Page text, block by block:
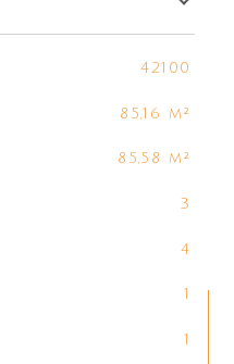
42100
85,16 m²
85,58 m²
3
4
1
1